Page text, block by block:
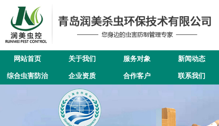
网站首页 关于我们 服务对象 新闻动态
综合虫害防治 企业资质 合作客户 联系我们